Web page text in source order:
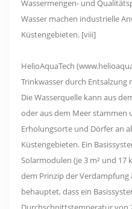
Wassermengen- und
Wasser machen industrielle
Küstengebieten. [viii]
HelioAquaTech
Trinkwasser durch
Die Wasserquelle kann aus
oder aus dem Meer stammen
Erholungsorte und Dörfer an
Küstengebieten. Ein
Solarmodulen (je 3 m² und 17
dem Prinzip der
behauptet, dass ein